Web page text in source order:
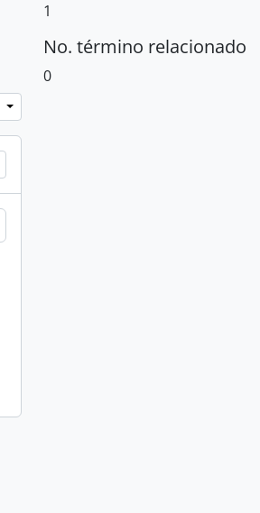
1
No. término relacionado
0